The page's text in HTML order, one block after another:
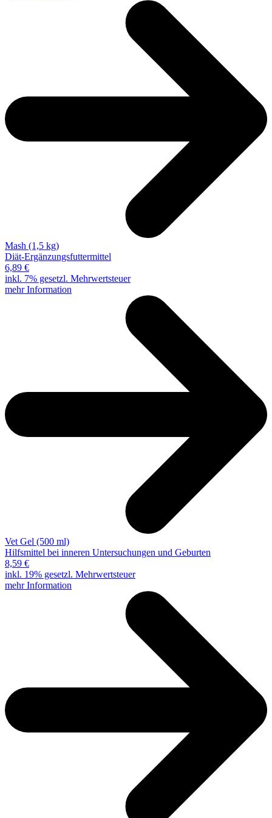
Mash (1,5 kg)
Diät-Ergänzungsfuttermittel
6,89 €
inkl. 7% gesetzl. Mehrwertsteuer
mehr Information
Vet Gel (500 ml)
Hilfsmittel bei inneren Untersuchungen und Geburten
8,59 €
inkl. 19% gesetzl. Mehrwertsteuer
mehr Information